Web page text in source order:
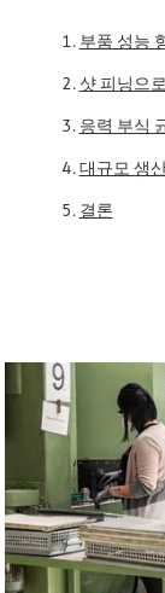
부품 성능
샷 피닝으
응력 부식
대규모 생
결론